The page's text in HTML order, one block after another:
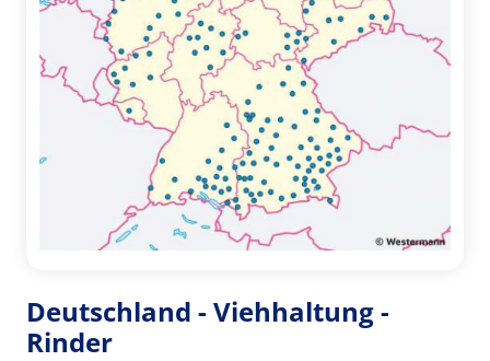
Deutschland - Viehhaltung -
Rinder